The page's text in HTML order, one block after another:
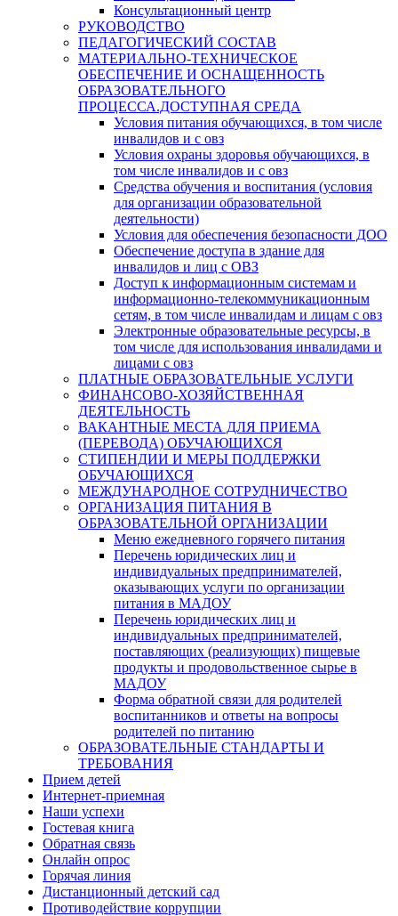
Консультационный центр
РУКОВОДСТВО
ПЕДАГОГИЧЕСКИЙ СОСТАВ
МАТЕРИАЛЬНО-ТЕХНИЧЕСКОЕ
ОБЕСПЕЧЕНИЕ И ОСНАЩЕННОСТЬ
ОБРАЗОВАТЕЛЬНОГО
ПРОЦЕССА.ДОСТУПНАЯ СРЕДА
Условия питания обучающихся, в том числе
инвалидов и с овз
Условия охраны здоровья обучающихся, в
том числе инвалидов и с овз
Средства обучения и воспитания (условия
для организации образовательной
деятельности)
Условия для обеспечения безопасности ДОО
Обеспечение доступа в здание для
инвалидов и лиц с ОВЗ
Доступ к информационным системам и
информационно-телекоммуникационным
сетям, в том числе инвалидам и лицам с овз
Электронные образовательные ресурсы, в
том числе для использования инвалидами и
лицами с овз
ПЛАТНЫЕ ОБРАЗОВАТЕЛЬНЫЕ УСЛУГИ
ФИНАНСОВО-ХОЗЯЙСТВЕННАЯ
ДЕЯТЕЛЬНОСТЬ
ВАКАНТНЫЕ МЕСТА ДЛЯ ПРИЕМА
(ПЕРЕВОДА) ОБУЧАЮЩИХСЯ
СТИПЕНДИИ И МЕРЫ ПОДДЕРЖКИ
ОБУЧАЮЩИХСЯ
МЕЖДУНАРОДНОЕ СОТРУДНИЧЕСТВО
ОРГАНИЗАЦИЯ ПИТАНИЯ В
ОБРАЗОВАТЕЛЬНОЙ ОРГАНИЗАЦИИ
Меню ежедневного горячего питания
Перечень юридических лиц и
индивидуальных предпринимателей,
оказывающих услуги по организации
питания в МАДОУ
Перечень юридических лиц и
индивидуальных предпринимателей,
поставляющих (реализующих) пищевые
продукты и продовольственное сырье в
МАДОУ
Форма обратной связи для родителей
воспитанников и ответы на вопросы
родителей по питанию
ОБРАЗОВАТЕЛЬНЫЕ СТАНДАРТЫ И
ТРЕБОВАНИЯ
Прием детей
Интернет-приемная
Наши успехи
Гостевая книга
Обратная связь
Онлайн опрос
Горячая линия
Дистанционный детский сад
Противодействие коррупции